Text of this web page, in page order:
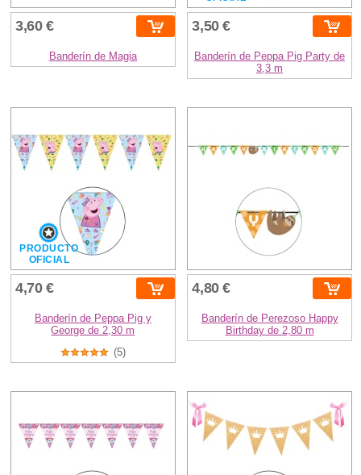
3,60 €
Banderín de Magia
3,50 €
Banderín de Peppa Pig Party de
3,3 m
PRODUCTO
OFICIAL
4,70 €
Banderín de Peppa Pig y
George de 2,30 m
(5)
4,80 €
Banderín de Perezoso Happy
Birthday de 2,80 m